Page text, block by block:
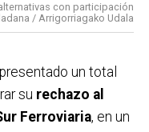
con participación
/ Arrigorriagako Udala
un total
su rechazo al
Ferroviaria, en un